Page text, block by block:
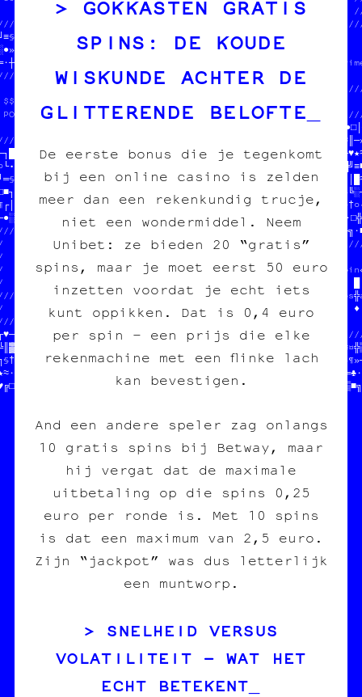
// POGNON  ////  des posters
MERCI
JEAN-CHAT
//  SOUTENIR LE
tout pour l'image
/
$$$  DU POGNON  $$$//
POUR COPIE CARBONE //  on fait des3pLn'FH
//  des aGfYch3s3    F   //
des cart4s postales  //
des posters          //
//
//
//llon          //
PAPIER /// CARBONE   //              //
tion  //r le darkweb  //
//iy    //
$$$  DU POGNON  $$$      //
POUR COPIE CARBONE ASBL  ///└///═/╗•░≈≡»│╬//  on fait des
//¤♣╚♠└§▓○█┼▓█└«♠//  des affiches   █
s cartes
//¶╝▓//                           //s posters
¶※♣//  $$$  DU POGNON  $$$      //
POUR COPIE CARBONE ASBL  ///////////////
/
♠///
//
SPINS: DE KOUDE
WISKUNDE ACHTER DE
GLITTERENDE BELOFTE
De eerste bonus die je tegenkomt
bij een online casino is zelden
meer dan een rekenkundig trucje,
niet een wondermiddel. Neem
Unibet: ze bieden 20 “gratis”
spins, maar je moet eerst 50 euro
inzetten voordat je echt iets
kunt oppikken. Dat is 0,4 euro
per spin – een prijs die elke
rekenmachine met een flinke lach
kan bevestigen.
And een andere speler zag onlangs
10 gratis spins bij Betway, maar
hij vergat dat de maximale
uitbetaling op die spins 0,25
euro per ronde is. Met 10 spins
is dat een maximum van 2,5 euro.
Zijn “jackpot” was dus letterlijk
een muntworp.
SNELHEID VERSUS
VOLATILITEIT – WAT HET
ECHT BETEKENT